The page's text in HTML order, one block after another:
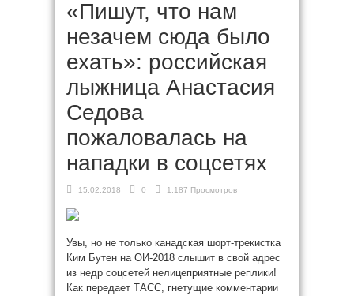
«Пишут, что нам
незачем сюда было
ехать»: российская
лыжница Анастасия
Седова
пожаловалась на
нападки в соцсетях
15.02.2018 0 1,187 Просмотров
Увы, но не только канадская шорт-трекистка
Ким Бутен на ОИ-2018 слышит в свой адрес
из недр соцсетей нелицеприятные реплики!
Как передает ТАСС, гнетущие комментарии